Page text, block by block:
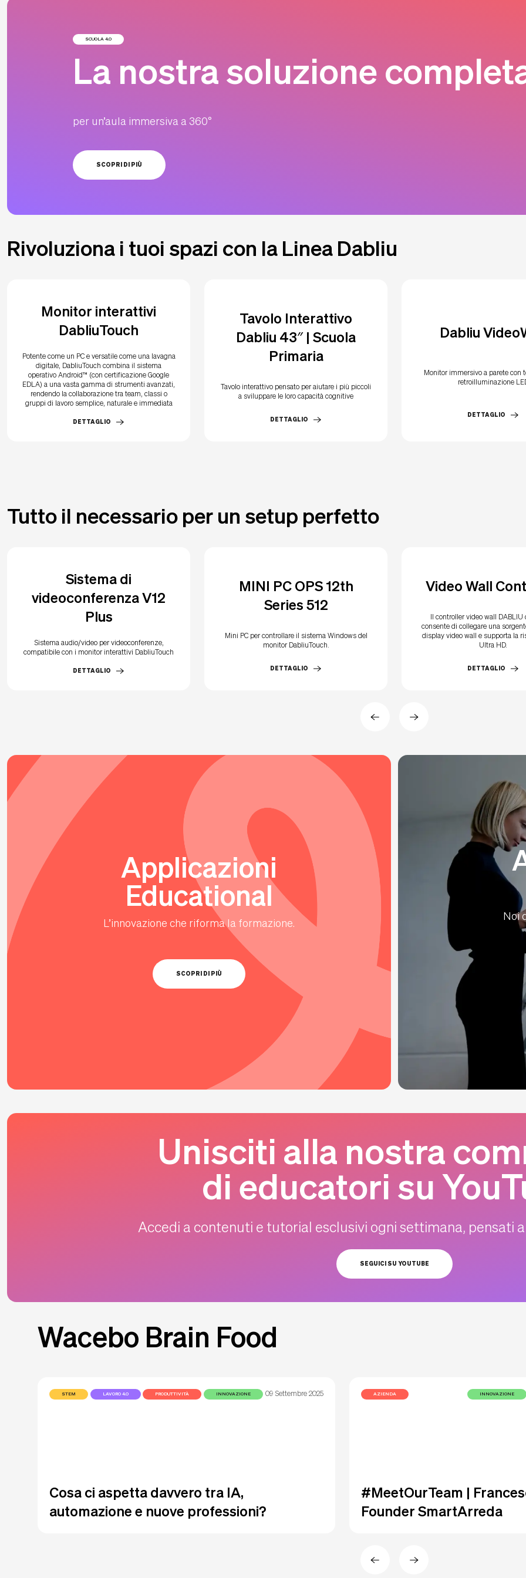
SCUOLA 4.0
La nostra soluzione
per un’aula immersiva a 360°
SCOPRI DI PIÙ
Rivoluziona i tuoi spazi con la Linea Dabliu
Monitor interattivi
DabliuTouch
Potente come un PC e versatile come una lavagna
digitale, DabliuTouch combina il sistema
operativo Android™ (con certificazione Google
EDLA) a una vasta gamma di strumenti avanzati,
rendendo la collaborazione tra team, classi o
gruppi di lavoro semplice, naturale e immediata
DETTAGLIO
Tavolo Interattivo
Dabliu 43″ | Scuola
Primaria
Tavolo interattivo pensato per aiutare i più piccoli
a sviluppare le loro capacità cognitive
DETTAGLIO
Dabliu
Monitor immersivo a parete con
retroilluminazione
DETTAGLIO
Tutto il necessario per un setup perfetto
Sistema di
videoconferenza V12
Plus
Sistema audio/video per videoconferenze,
compatibile con i monitor interattivi DabliuTouch
DETTAGLIO
MINI PC OPS 12th
Series 512
Mini PC per controllare il sistema Windows del
monitor DabliuTouch.
DETTAGLIO
Video Wall
Il controller video wall DABLIU
consente di collegare una
display video wall e supporta la
Ultra HD.
DETTAGLIO
Applicazioni
Educational
L’innovazione che riforma la formazione.
SCOPRI DI PIÙ
Noi
Unisciti alla nostra
di educatori su
Accedi a contenuti e tutorial esclusivi ogni settimana, pensati
SEGUICI SU YOUTUBE
Wacebo Brain Food
STEM LAVORO 4.0 PRODUTTIVITÀ INNOVAZIONE 09 Settembre 2025
Cosa ci aspetta davvero tra IA,
automazione e nuove professioni?
AZIENDA INNOVAZIONE
#MeetOurTeam |
Founder SmartArreda